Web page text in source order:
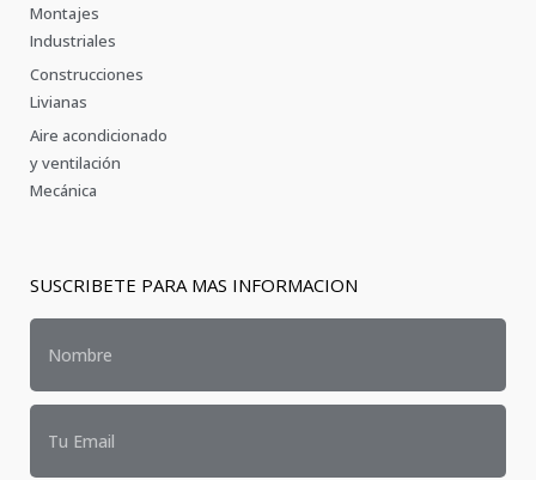
Montajes
Industriales
Construcciones
Livianas
Aire acondicionado
y ventilación
Mecánica
SUSCRIBETE PARA MAS INFORMACION